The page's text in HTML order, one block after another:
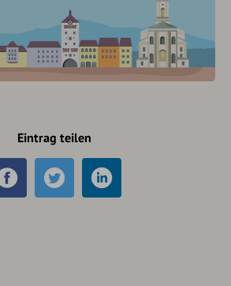
Eintrag teilen